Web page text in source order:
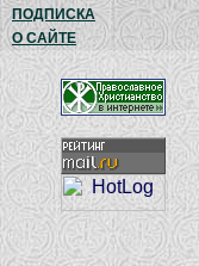
ПОДПИСКА
О САЙТЕ